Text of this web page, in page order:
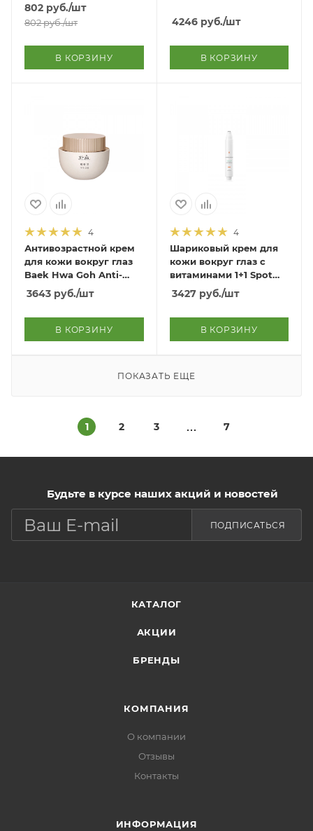
802 руб./шт
802руб./шт
В КОРЗИНУ
4246руб./шт
В КОРЗИНУ
4
Антивозрастной крем
для кожи вокруг глаз
Baek Hwa Goh Anti-
Aging Eye Cream
3643 руб./шт
В КОРЗИНУ
4
Шариковый крем для
кожи вокруг глаз с
витаминами 1+1 Spot
Whitening Vita Clinic
Vitamin Eye Cream 1+1
3427руб./шт
В КОРЗИНУ
ПОКАЗАТЬ ЕЩЕ
1 2 3 7
Будьте в курсе наших акций и новостей
ПОДПИСАТЬСЯ
КАТАЛОГ
АКЦИИ
БРЕНДЫ
КОМПАНИЯ
О компании
Отзывы
Контакты
ИНФОРМАЦИЯ